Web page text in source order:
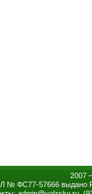
2007
№ ФС77-57666 выдано